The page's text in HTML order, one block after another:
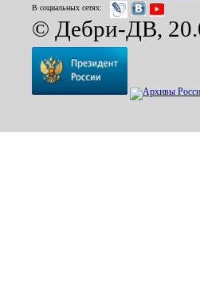
В социальных сетях:
© Дебри-ДВ,